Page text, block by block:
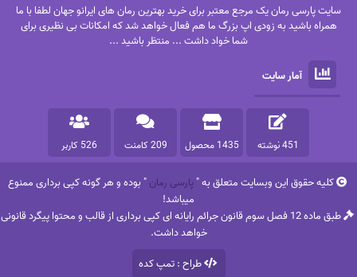
سایت پارسی رمان یک مرجع معتبر برای خرید بهترین رمان های ایرانو جهان لطفا با ما
همراه باشید به زودی اپ بزرگ ما هم فعال خواهد شد که امکانات بی نظیری برای
شما خواد داشت ... منتظر باشید ...
آمار سایت
451 نوشته 1435 محصول 209 کامنت 526 کاربر
کلیه حقوق این وبسایت متعلق به "پارسی رمان" بوده و هر گونه کپی برداری ممنوع
میباشد!
طبق ماده 12 فصل سوم قانون جرائم رایانه ای کپی برداری از قالب و محتوا پیگرد قانونی
خواهد داشت.
طراح : تمپ کده